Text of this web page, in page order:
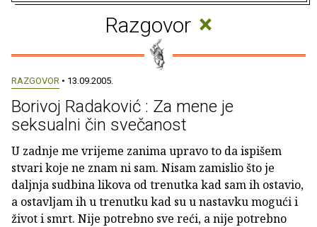
Razgovor ×
RAZGOVOR • 13.09.2005.
Borivoj Radaković : Za mene je
seksualni čin svečanost
U zadnje me vrijeme zanima upravo to da ispišem
stvari koje ne znam ni sam. Nisam zamislio što je
daljnja sudbina likova od trenutka kad sam ih ostavio,
a ostavljam ih u trenutku kad su u nastavku mogući i
život i smrt. Nije potrebno sve reći, a nije potrebno